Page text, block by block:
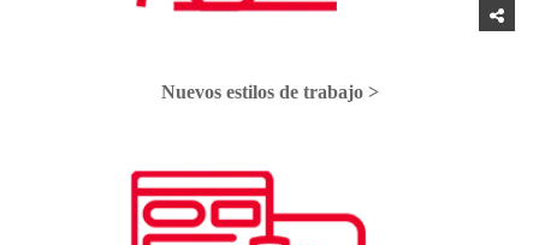
Nuevos estilos de trabajo >